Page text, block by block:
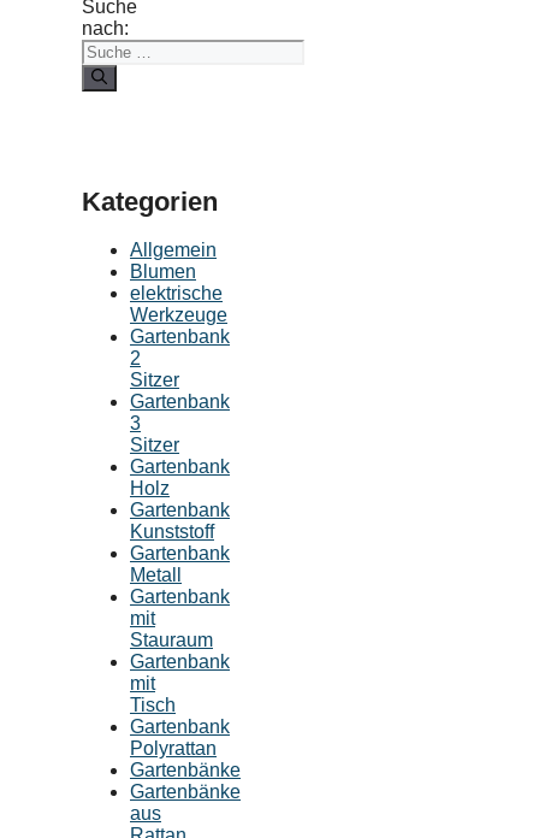
Suche
nach:
Kategorien
Allgemein
Blumen
elektrische
Werkzeuge
Gartenbank
2
Sitzer
Gartenbank
3
Sitzer
Gartenbank
Holz
Gartenbank
Kunststoff
Gartenbank
Metall
Gartenbank
mit
Stauraum
Gartenbank
mit
Tisch
Gartenbank
Polyrattan
Gartenbänke
Gartenbänke
aus